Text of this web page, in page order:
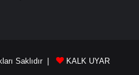
Saklıdır | KALK UYAR